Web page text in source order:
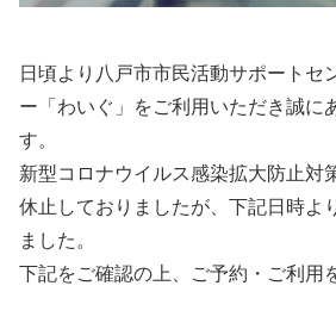
日頃より八戸市市民活動サポートセ
ー「わいぐ」をご利用いただき誠に
す。
新型コロナウイルス感染拡大防止対
休止しておりましたが、下記日時よ
ました。
下記をご確認の上、ご予約・ご利用